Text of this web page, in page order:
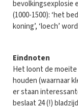
bevolkingsexplosie
(1000-1500): ‘het
koning’, ‘loech’
Eindnoten
Het loont de
houden (waarnaar
er staan
beslaat 24 (!)